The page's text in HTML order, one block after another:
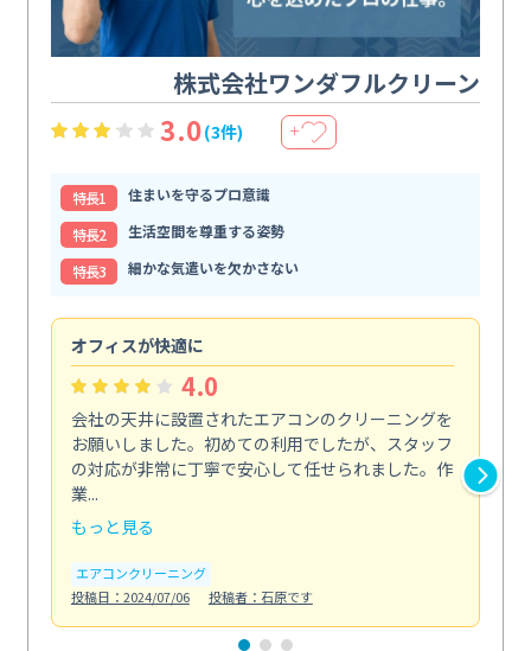
株式会社ワンダフルクリーン
3.0(3件) ＋
特⻑1
住まいを守るプロ意識
特⻑2
生活空間を尊重する姿勢
特⻑3
細かな気遣いを欠かさない
オフィスが快適に
4.0
会社の天井に設置されたエアコンのクリーニングを
お願いしました。初めての利用でしたが、スタッフ
の対応が非常に丁寧で安心して任せられました。作
業...
もっと見る
エアコンクリーニング
投稿日：2024/07/06
投稿者：石原です